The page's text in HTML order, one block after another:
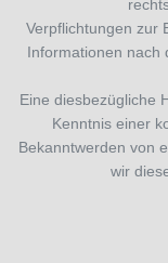
Verpflichtungen zur
Informationen nach
Eine diesbezügliche
Kenntnis einer
Bekanntwerden von
wir